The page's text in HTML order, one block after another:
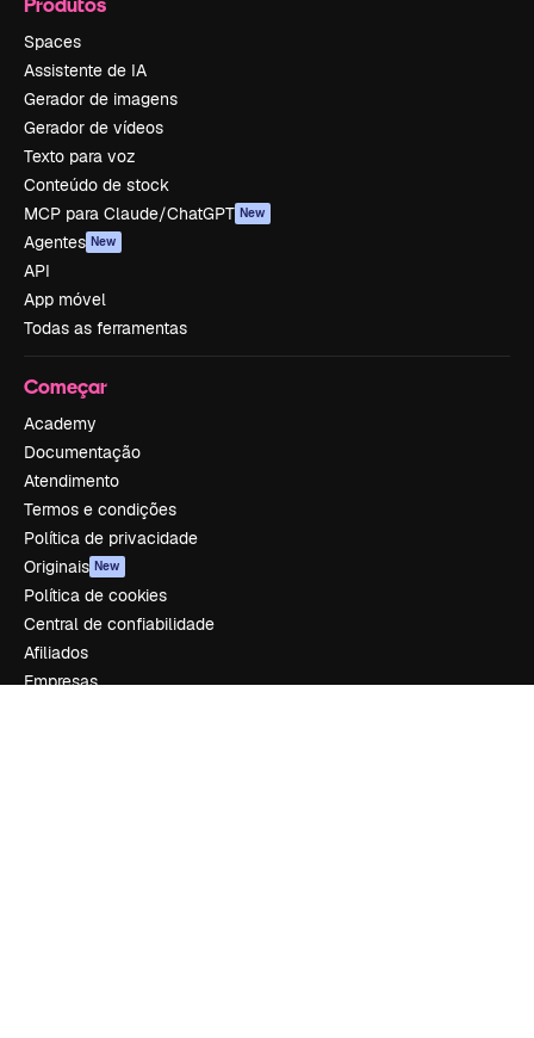
Spaces
Assistente de IA
Gerador de imagens
Gerador de vídeos
Texto para voz
Conteúdo de stock
MCP para Claude/ChatGPT New
Agentes New
API
App móvel
Todas as ferramentas
Começar
Academy
Documentação
Atendimento
Termos e condições
Política de privacidade
Originais New
Política de cookies
Central de confiabilidade
Afiliados
Empresas